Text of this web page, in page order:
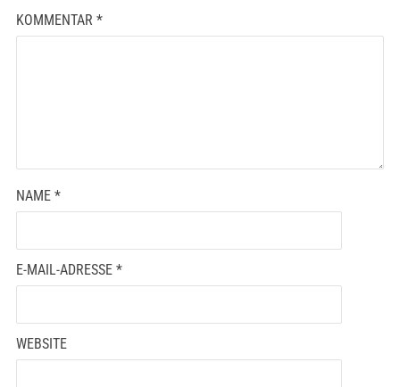
KOMMENTAR *
NAME *
E-MAIL-ADRESSE *
WEBSITE